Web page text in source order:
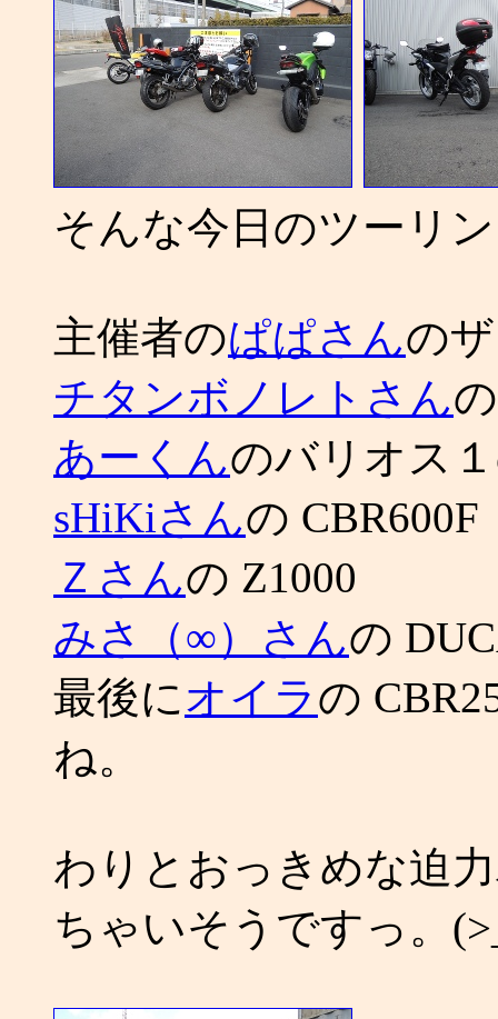
そんな今日のツーリ
主催者のぱぱさんの
チタンボノレトさん
あーくんのバリオス
sHiKiさんの CBR600F
Ｚさんの Z1000
みさ（∞）さんの
最後にオイラの
ね。
わりとおっきめな迫
ちゃいそうですっ。